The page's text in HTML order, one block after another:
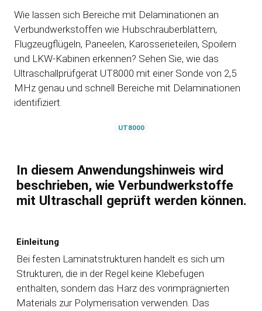
Wie lassen sich Bereiche mit Delaminationen an
Verbundwerkstoffen wie Hubschrauberblättern,
Flugzeugflügeln, Paneelen, Karosserieteilen, Spoilern
und LKW-Kabinen erkennen? Sehen Sie, wie das
Ultraschallprüfgerät UT8000 mit einer Sonde von 2,5
MHz genau und schnell Bereiche mit Delaminationen
identifiziert.
UT8000
In diesem Anwendungshinweis wird
beschrieben, wie Verbundwerkstoffe
mit Ultraschall geprüft werden können.
Einleitung
Bei festen Laminatstrukturen handelt es sich um
Strukturen, die in der Regel keine Klebefugen
enthalten, sondern das Harz des vorimprägnierten
Materials zur Polymerisation verwenden. Das